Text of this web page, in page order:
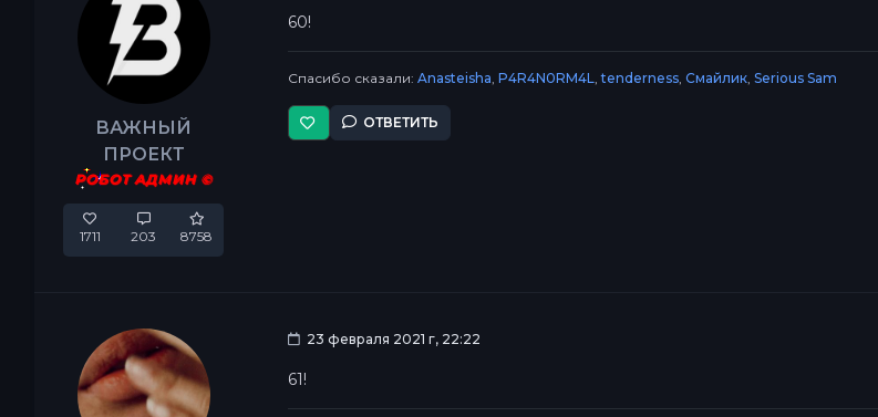
ВАЖНЫЙ
ПРОЕКТ
РОБОТ АДМИН ©
1711 203 8758
60!
Спасибо сказали:Anasteisha,P4R4N0RM4L,tenderness,Смайлик,Serious Sam
ОТВЕТИТЬ
23 февраля 2021 г, 22:22
61!